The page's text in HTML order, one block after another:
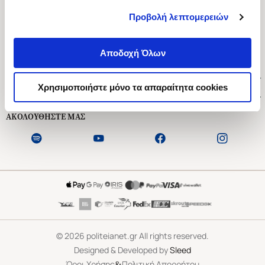
Προβολή λεπτομερειών
Αποδοχή Όλων
Χρησιμοποιήστε μόνο τα απαραίτητα cookies
Ασκληπιού 1-3, Αθήνα 106 79
Δευτέρα - Παρασκευή 09:00-21:00
Εξυπηρέτηση Πελατών
ΑΚΟΛΟΥΘΗΣΤΕ ΜΑΣ
©2026 politeianet.gr All rights reserved.
Designed & Developed bySleed